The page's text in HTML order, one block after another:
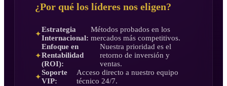
¿Por qué los líderes nos eligen?
✦
Estrategia
Internacional:
Métodos probados en los
mercados más competitivos.
✦
Enfoque en
Rentabilidad
(ROI):
Nuestra prioridad es el
retorno de inversión y
ventas.
✦
Soporte
VIP:
Acceso directo a nuestro equipo
técnico 24/7.